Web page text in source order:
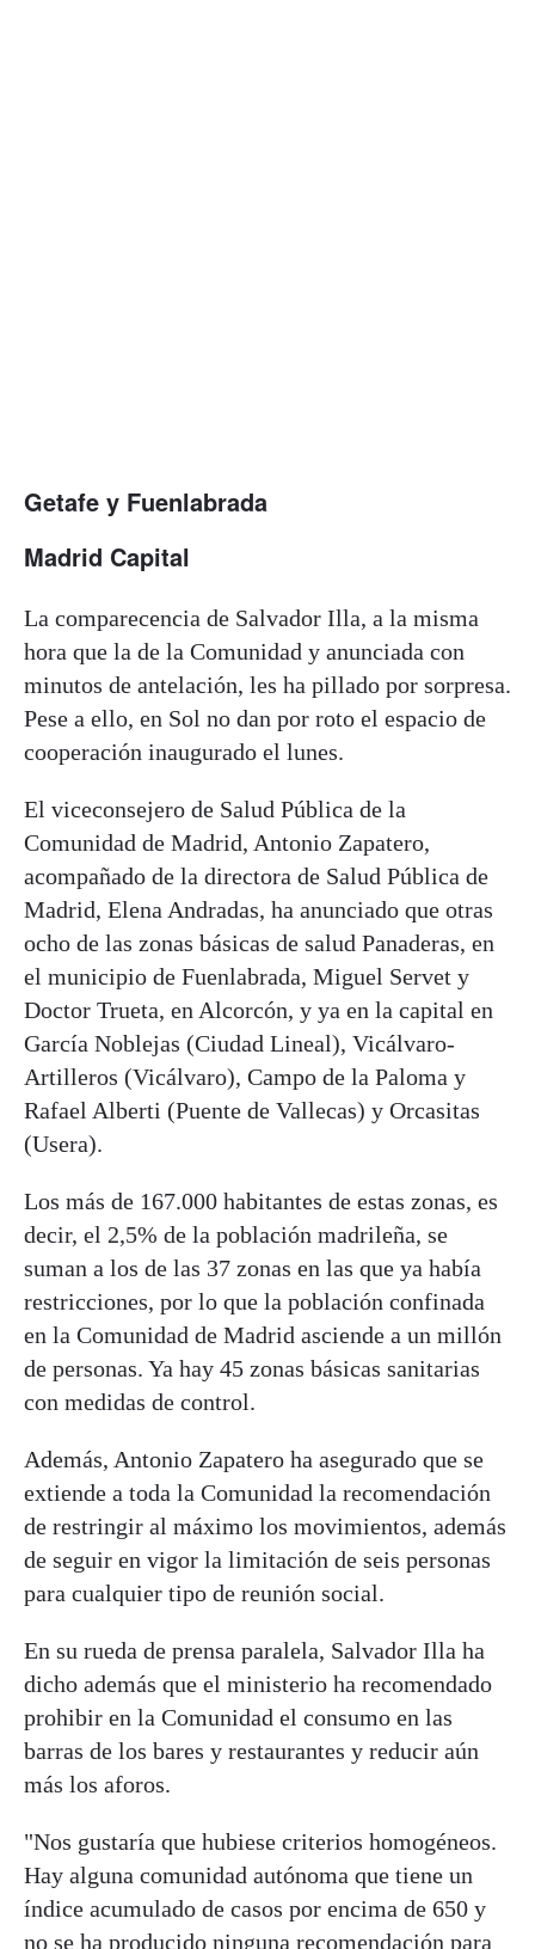
Getafe y Fuenlabrada
Madrid Capital
La comparecencia de Salvador Illa, a la misma
hora que la de la Comunidad y anunciada con
minutos de antelación, les ha pillado por sorpresa.
Pese a ello, en Sol no dan por roto el espacio de
cooperación inaugurado el lunes.
El viceconsejero de Salud Pública de la
Comunidad de Madrid, Antonio Zapatero,
acompañado de la directora de Salud Pública de
Madrid, Elena Andradas, ha anunciado que otras
ocho de las zonas básicas de salud Panaderas, en
el municipio de Fuenlabrada, Miguel Servet y
Doctor Trueta, en Alcorcón, y ya en la capital en
García Noblejas (Ciudad Lineal), Vicálvaro-
Artilleros (Vicálvaro), Campo de la Paloma y
Rafael Alberti (Puente de Vallecas) y Orcasitas
(Usera).
Los más de 167.000 habitantes de estas zonas, es
decir, el 2,5% de la población madrileña, se
suman a los de las 37 zonas en las que ya había
restricciones, por lo que la población confinada
en la Comunidad de Madrid asciende a un millón
de personas. Ya hay 45 zonas básicas sanitarias
con medidas de control.
Además, Antonio Zapatero ha asegurado que se
extiende a toda la Comunidad la recomendación
de restringir al máximo los movimientos, además
de seguir en vigor la limitación de seis personas
para cualquier tipo de reunión social.
En su rueda de prensa paralela, Salvador Illa ha
dicho además que el ministerio ha recomendado
prohibir en la Comunidad el consumo en las
barras de los bares y restaurantes y reducir aún
más los aforos.
"Nos gustaría que hubiese criterios homogéneos.
Hay alguna comunidad autónoma que tiene un
índice acumulado de casos por encima de 650 y
no se ha producido ninguna recomendación para